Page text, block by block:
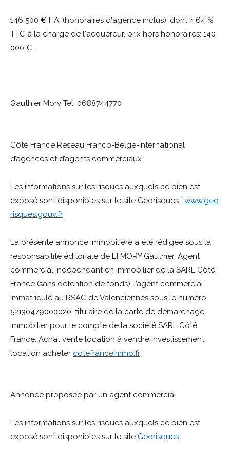
146 500 € HAI (honoraires d'agence inclus), dont 4.64 %
TTC à la charge de l'acquéreur, prix hors honoraires: 140
000 €.
Gauthier Mory Tel: 0688744770
Côté France Réseau Franco-Belge-International
d’agences et d’agents commerciaux.
Les informations sur les risques auxquels ce bien est
exposé sont disponibles sur le site Géorisques : www.geo
risques.gouv.fr
La présente annonce immobilière a été rédigée sous la
responsabilité éditoriale de EI MORY Gauthier, Agent
commercial indépendant en immobilier de la SARL Côté
France (sans détention de fonds), l’agent commercial
immatriculé au RSAC de Valenciennes sous le numéro
52130479000020, titulaire de la carte de démarchage
immobilier pour le compte de la société SARL Côté
France. Achat vente location à vendre investissement
location acheter cotefranceimmo.fr
Annonce proposée par un agent commercial
Les informations sur les risques auxquels ce bien est
exposé sont disponibles sur le site Géorisques